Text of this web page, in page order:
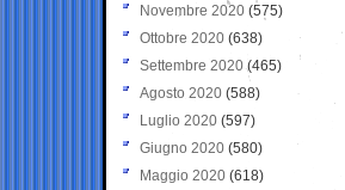
Novembre 2020 (575)
Ottobre 2020 (638)
Settembre 2020(465)
Agosto 2020 (588)
Luglio 2020 (597)
Giugno 2020 (580)
Maggio 2020 (618)